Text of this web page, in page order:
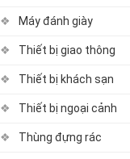
Máy đánh giày
Thiết bị giao thông
Thiết bị khách sạn
Thiết bị ngoại cảnh
Thùng đựng rác